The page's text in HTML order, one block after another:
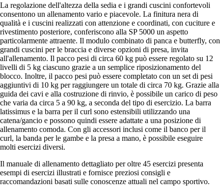
La regolazione dell'altezza della sedia e i grandi cuscini confortevoli
consentono un allenamento vario e piacevole. La finitura nera di
qualità e i cuscini realizzati con attenzione e coordinati, con cuciture e
rivestimento posteriore, conferiscono alla SP 5000 un aspetto
particolarmente attraente. Il modulo combinato di panca e butterfly, con
grandi cuscini per le braccia e diverse opzioni di presa, invita
all'allenamento. Il pacco pesi di circa 60 kg può essere regolato su 12
livelli di 5 kg ciascuno grazie a un semplice riposizionamento del
blocco. Inoltre, il pacco pesi può essere completato con un set di pesi
aggiuntivi di 10 kg per raggiungere un totale di circa 70 kg. Grazie alla
guida dei cavi e alla costruzione di rinvio, è possibile un carico di peso
che varia da circa 5 a 90 kg, a seconda del tipo di esercizio. La barra
latissimus e la barra per il curl sono estensibili utilizzando una
catena/gancio e possono quindi essere adattate a una posizione di
allenamento comoda. Con gli accessori inclusi come il banco per il
curl, la banda per le gambe e la presa a mano, è possibile eseguire
molti esercizi diversi.
Il manuale di allenamento dettagliato per oltre 45 esercizi presenta
esempi di esercizi illustrati e fornisce preziosi consigli e
raccomandazioni basati sulle conoscenze attuali nel campo sportivo.